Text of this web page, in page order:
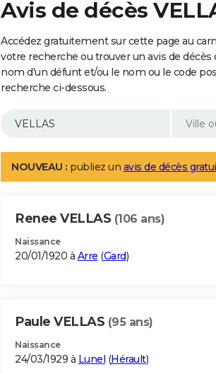
Avis de décès
Accédez gratuitement sur cette page au
votre recherche ou trouver un avis de
nom d'un défunt et/ou le nom ou le code
recherche ci-dessous.
NOUVEAU : publiez un avis de décès
Renee VELLAS (106 ans)
Naissance
20/01/1920 à Arre (Gard)
Paule VELLAS (95 ans)
Naissance
24/03/1929 à Lunel (Hérault)